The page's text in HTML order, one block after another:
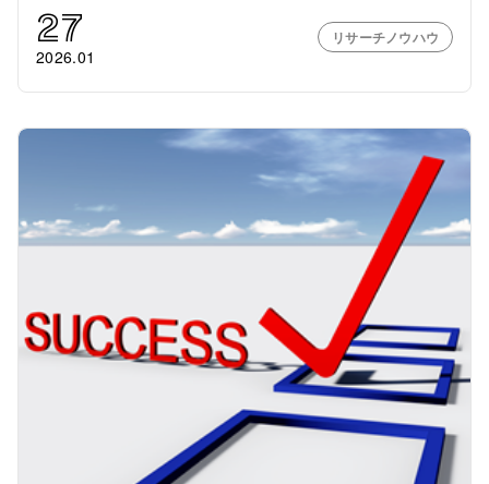
27
2026.01
リサーチノウハウ